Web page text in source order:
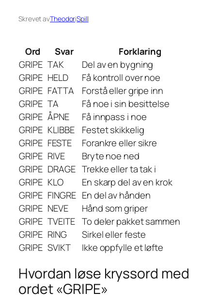
Skrevet avTheodoriSpill
Ord Svar
Forklaring
GRIPE TAK
Del av en bygning
GRIPE HELD
Få kontroll over noe
GRIPE FATTA
Forstå eller gripe inn
GRIPE TA
Få noe i sin besittelse
GRIPE ÅPNE
Få innpass i noe
GRIPE KLIBBE
Festet skikkelig
GRIPE FESTE
Forankre eller sikre
GRIPE RIVE
Bryte noe ned
GRIPE DRAGE Trekke eller ta tak i
GRIPE KLO
En skarp del av en krok
GRIPE FINGRE En del av hånden
GRIPE NEVE
Hånd som griper
GRIPE TVEITE To deler pakket sammen
GRIPE RING
Sirkel eller feste
GRIPE SVIKT Ikke oppfylle et løfte
Hvordan løse kryssord med
ordet «GRIPE»